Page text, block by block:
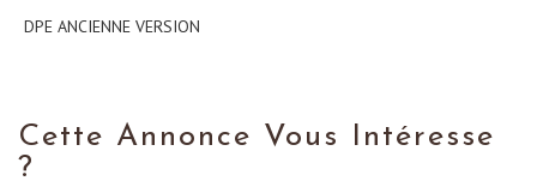
DPE ANCIENNE VERSION
Cette Annonce Vous Intéresse
?